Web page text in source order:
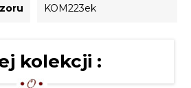
KOM223ek
kolekcji :